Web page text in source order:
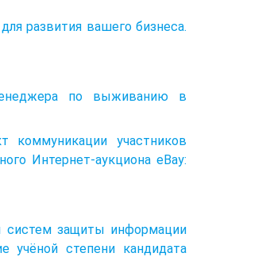
развития вашего бизнеса.
по выживанию в
коммуникации участников
Интернет-аукциона eBay:
систем защиты информации
учёной степени кандидата